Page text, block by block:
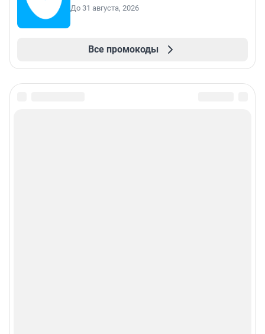
До 31 августа, 2026
Все промокоды